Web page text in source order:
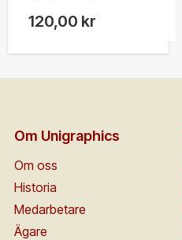
120,00 kr
Om Unigraphics
Om oss
Historia
Medarbetare
Ägare